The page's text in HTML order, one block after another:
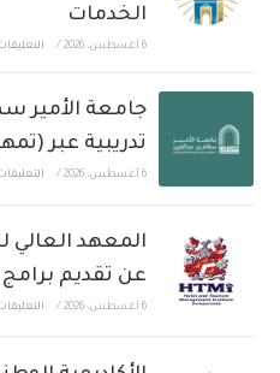
الخدمات
6 أغسطس، 2026 /
جامعة الأمير
تدريبية عبر (تمهير)
6 أغسطس، 2026 /
المعهد العالي
عن تقديم
6 أغسطس، 2026 /